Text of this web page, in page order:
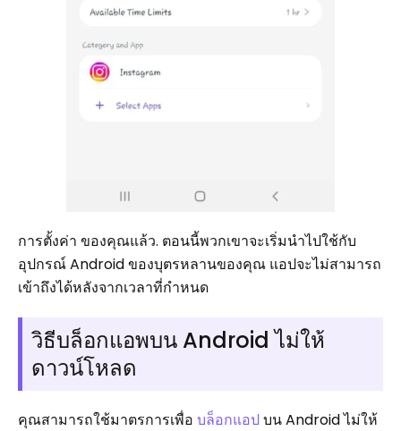
การตั้งค่า ของคุณแล้ว. ตอนนี้พวกเขาจะเริ่มนำไปใช้กับ
อุปกรณ์ Android ของบุตรหลานของคุณ แอปจะไม่สามารถ
เข้าถึงได้หลังจากเวลาที่กำหนด
วิธีบล็อกแอพบน Android ไม่ให้
ดาวน์โหลด
คุณสามารถใช้มาตรการเพื่อ บล็อกแอปบน Android ไม่ให้